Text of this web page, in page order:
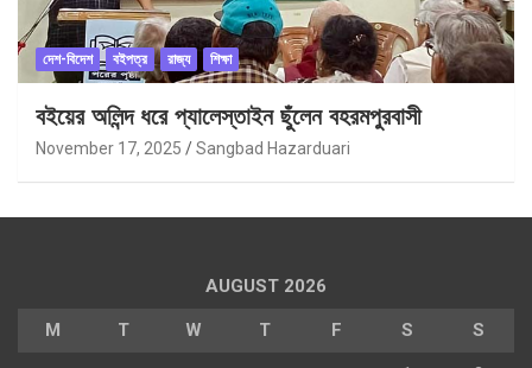
দেশ-বিদেশ বইপত্র রাজ্য শিক্ষা
বইয়ের অলিন্দ ধরে প্যালেস্তাইন ছুঁলেন বহরমপুরবাসী
November 17, 2025 Sangbad Hazarduari
AUGUST 2026
M T W T F S S